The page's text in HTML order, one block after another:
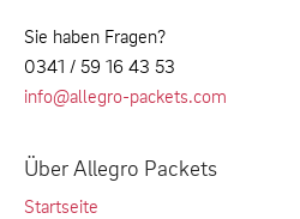
Sie haben Fragen?
0341 / 59 16 43 53
info@allegro-packets.com
Über Allegro Packets
Startseite